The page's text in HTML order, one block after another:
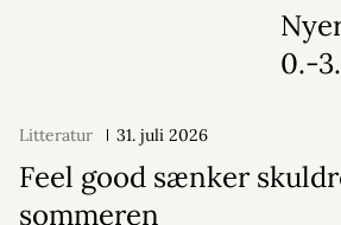
0.-
Litteratur 31. juli 2026
Feel good sænker
sommeren